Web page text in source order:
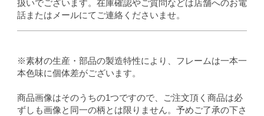
扱いでございます。在庫確認やご質問などは店舗へのお電
話またはメールにてご連絡くださいませ。
※素材の生産・部品の製造特性により、フレームは一本一
本色味に個体差がございます。
商品画像はそのうちの1つですので、ご注文頂く商品は必
ずしも画像と同一の柄とは限りません。予めご了承の下さ